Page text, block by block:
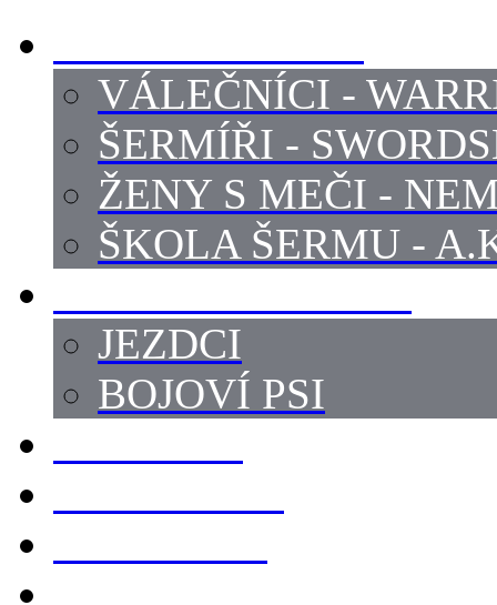
VÁLEČNÍCI -
ŠERMÍŘI -
ŽENY S MEČI -
ŠKOLA ŠERMU -
JEZDCI
BOJOVÍ PSI